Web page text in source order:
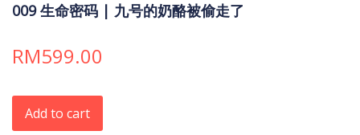
009 生命密码 | 九号的奶酪被偷走了
RM599.00
Add to cart